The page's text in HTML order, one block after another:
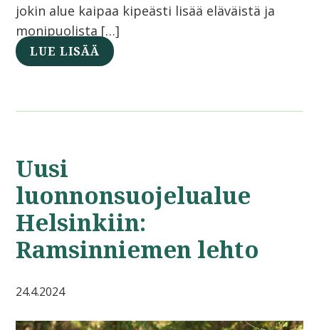
jokin alue kaipaa kipeästi lisää eläväistä ja
monipuolista […]
LUE LISÄÄ
Uusi
luonnonsuojelualue
Helsinkiin:
Ramsinniemen lehto
24.4.2024